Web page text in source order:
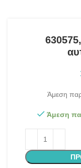
Άμεση
Άμεση